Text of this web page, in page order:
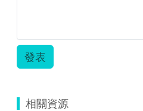
發表
相關資源